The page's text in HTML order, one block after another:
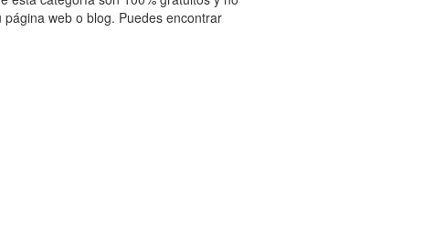
página web o blog. Puedes encontrar